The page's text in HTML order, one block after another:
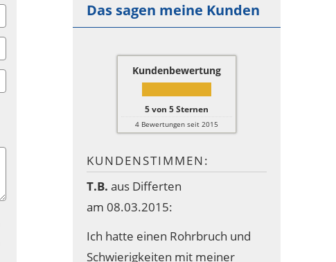
Das sagen meine Kunden
Kundenbewertung
5von 5Sternen
4 Bewertungen seit 2015
KUNDENSTIMMEN:
T.B. aus Differten
am 08.03.2015:
Ich hatte einen Rohrbruch und
Schwierigkeiten mit meiner